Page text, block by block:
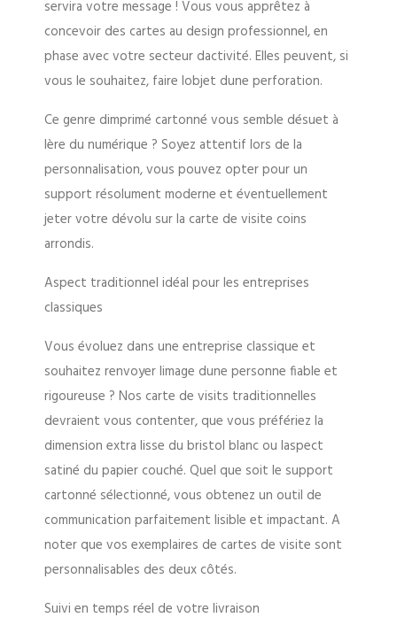
servira votre message ! Vous vous apprêtez à
concevoir des cartes au design professionnel, en
phase avec votre secteur dactivité. Elles peuvent, si
vous le souhaitez, faire lobjet dune perforation.
Ce genre dimprimé cartonné vous semble désuet à
lère du numérique ? Soyez attentif lors de la
personnalisation, vous pouvez opter pour un
support résolument moderne et éventuellement
jeter votre dévolu sur la carte de visite coins
arrondis.
Aspect traditionnel idéal pour les entreprises
classiques
Vous évoluez dans une entreprise classique et
souhaitez renvoyer limage dune personne fiable et
rigoureuse ? Nos carte de visits traditionnelles
devraient vous contenter, que vous préfériez la
dimension extra lisse du bristol blanc ou laspect
satiné du papier couché. Quel que soit le support
cartonné sélectionné, vous obtenez un outil de
communication parfaitement lisible et impactant. A
noter que vos exemplaires de cartes de visite sont
personnalisables des deux côtés.
Suivi en temps réel de votre livraison